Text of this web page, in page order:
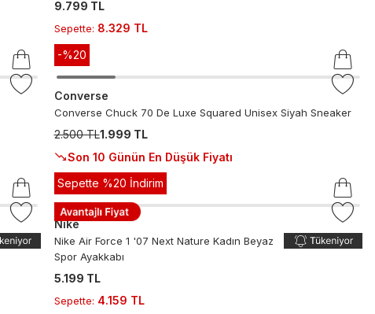
9.799 TL
Sepette: 8.329 TL
-%20
Converse
Converse Chuck 70 De Luxe Squared Unisex Siyah Sneaker
2.500 TL1.999 TL
Son 10 Günün En Düşük Fiyatı
Sepette %20 İndirim
Nike
Nike Air Force 1 '07 Next Nature Kadın Beyaz
Spor Ayakkabı
5.199 TL
Sepette: 4.159 TL